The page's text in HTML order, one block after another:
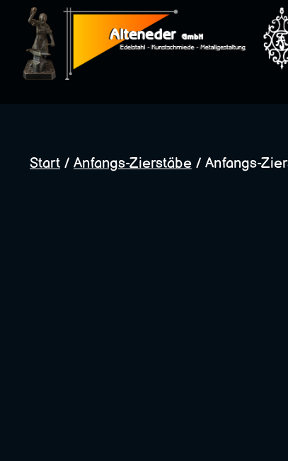
Inhalt
springen
Start/Anfangs-Zierstäbe/ Anfangs-